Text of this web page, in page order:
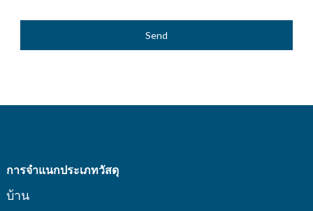
Send
การจำแนกประเภทวัสดุ
บ้าน